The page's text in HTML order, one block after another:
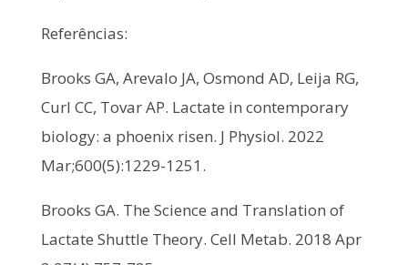
Referências:
Brooks GA, Arevalo JA, Osmond AD, Leija RG,
Curl CC, Tovar AP. Lactate in contemporary
biology: a phoenix risen. J Physiol. 2022
Mar;600(5):1229-1251.
Brooks GA. The Science and Translation of
Lactate Shuttle Theory. Cell Metab. 2018 Apr